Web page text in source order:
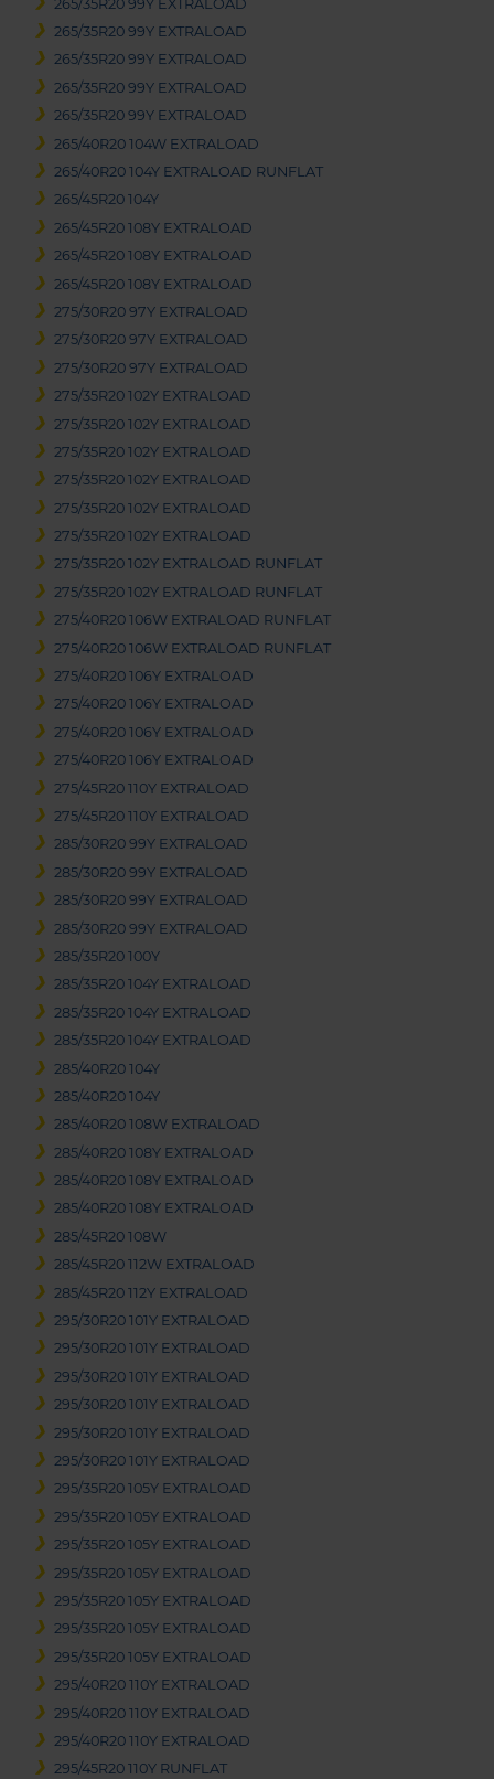
265/35R20 99Y EXTRALOAD
265/35R20 99Y EXTRALOAD
265/35R20 99Y EXTRALOAD
265/35R20 99Y EXTRALOAD
265/35R20 99Y EXTRALOAD
265/40R20 104W EXTRALOAD
265/40R20 104Y EXTRALOAD RUNFLAT
265/45R20 104Y
265/45R20 108Y EXTRALOAD
265/45R20 108Y EXTRALOAD
265/45R20 108Y EXTRALOAD
275/30R20 97Y EXTRALOAD
275/30R20 97Y EXTRALOAD
275/30R20 97Y EXTRALOAD
275/35R20 102Y EXTRALOAD
275/35R20 102Y EXTRALOAD
275/35R20 102Y EXTRALOAD
275/35R20 102Y EXTRALOAD
275/35R20 102Y EXTRALOAD
275/35R20 102Y EXTRALOAD
275/35R20 102Y EXTRALOAD RUNFLAT
275/35R20 102Y EXTRALOAD RUNFLAT
275/40R20 106W EXTRALOAD RUNFLAT
275/40R20 106W EXTRALOAD RUNFLAT
275/40R20 106Y EXTRALOAD
275/40R20 106Y EXTRALOAD
275/40R20 106Y EXTRALOAD
275/40R20 106Y EXTRALOAD
275/45R20 110Y EXTRALOAD
275/45R20 110Y EXTRALOAD
285/30R20 99Y EXTRALOAD
285/30R20 99Y EXTRALOAD
285/30R20 99Y EXTRALOAD
285/30R20 99Y EXTRALOAD
285/35R20 100Y
285/35R20 104Y EXTRALOAD
285/35R20 104Y EXTRALOAD
285/35R20 104Y EXTRALOAD
285/40R20 104Y
285/40R20 104Y
285/40R20 108W EXTRALOAD
285/40R20 108Y EXTRALOAD
285/40R20 108Y EXTRALOAD
285/40R20 108Y EXTRALOAD
285/45R20 108W
285/45R20 112W EXTRALOAD
285/45R20 112Y EXTRALOAD
295/30R20 101Y EXTRALOAD
295/30R20 101Y EXTRALOAD
295/30R20 101Y EXTRALOAD
295/30R20 101Y EXTRALOAD
295/30R20 101Y EXTRALOAD
295/30R20 101Y EXTRALOAD
295/35R20 105Y EXTRALOAD
295/35R20 105Y EXTRALOAD
295/35R20 105Y EXTRALOAD
295/35R20 105Y EXTRALOAD
295/35R20 105Y EXTRALOAD
295/35R20 105Y EXTRALOAD
295/35R20 105Y EXTRALOAD
295/40R20 110Y EXTRALOAD
295/40R20 110Y EXTRALOAD
295/40R20 110Y EXTRALOAD
295/45R20 110Y RUNFLAT